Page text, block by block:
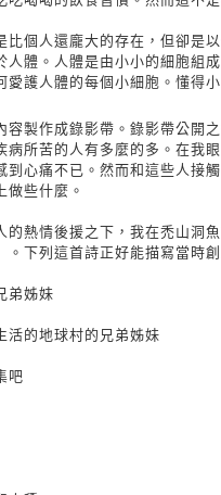
比個人還龐大的存在，但卻是
人體。人體是由小小的細胞組
愛護人體的每個小細胞。懂得
容製作成錄影帶。錄影帶公開
病所苦的人有多麼的多。在我
到心痛不已。然而和這些人接
做些什麼。
的熱情後援之下，我在禿山洞
。下列這首詩正好能描寫當時
弟姊妹
活的地球村的兄弟姊妹
吧